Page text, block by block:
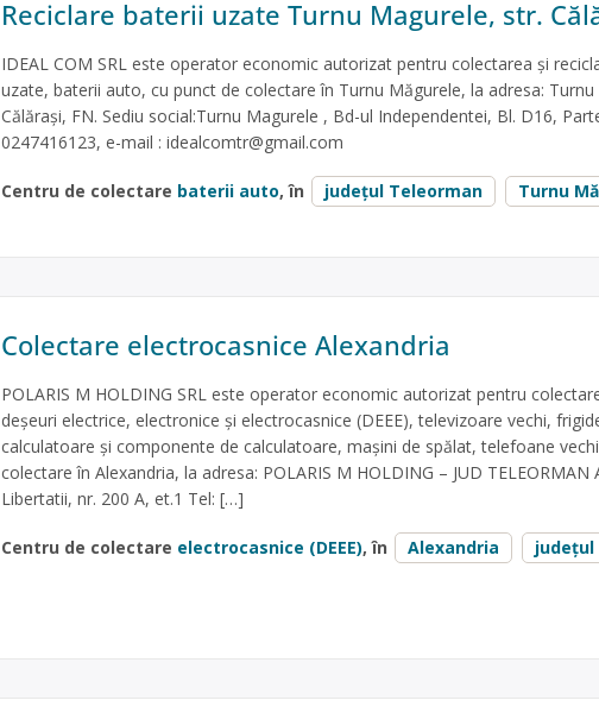
Reciclare baterii uzate Turnu Magurele, str.
IDEAL COM SRL este operator economic autorizat pentru colectarea și
uzate, baterii auto, cu punct de colectare în Turnu Măgurele, la adresa:
Călărași, FN. Sediu social:Turnu Magurele , Bd-ul Independentei, Bl. D16,
0247416123, e-mail : idealcomtr@gmail.com
Centru de colectare baterii auto, în județul Teleorman Turnu
Colectare electrocasnice Alexandria
POLARIS M HOLDING SRL este operator economic autorizat pentru
deșeuri electrice, electronice și electrocasnice (DEEE), televizoare vechi,
calculatoare și componente de calculatoare, mașini de spălat, telefoane
colectare în Alexandria, la adresa: POLARIS M HOLDING – JUD TELEORMAN
Libertatii, nr. 200 A, et.1 Tel: […]
Centru de colectare electrocasnice (DEEE), în Alexandria județul